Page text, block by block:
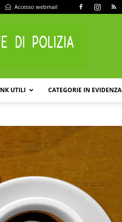
Accesso webmail
UTILI CATEGORIE IN EVIDENZA